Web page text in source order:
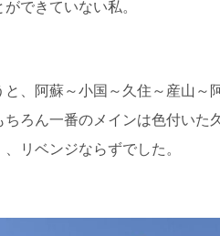
できていない私。
、阿蘇～小国～久住～産山
ちろん一番のメインは色付い
リベンジならずでした。